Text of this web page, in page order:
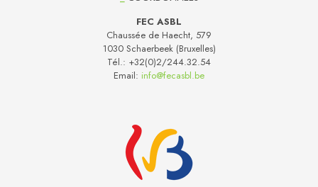
FEC ASBL
Chaussée de Haecht, 579
1030 Schaerbeek (Bruxelles)
Tél.: +32(0)2/244.32.54
Email: info@fecasbl.be